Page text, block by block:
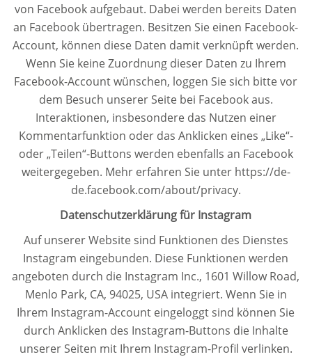
von Facebook aufgebaut. Dabei werden bereits Daten
an Facebook übertragen. Besitzen Sie einen Facebook-
Account, können diese Daten damit verknüpft werden.
Wenn Sie keine Zuordnung dieser Daten zu Ihrem
Facebook-Account wünschen, loggen Sie sich bitte vor
dem Besuch unserer Seite bei Facebook aus.
Interaktionen, insbesondere das Nutzen einer
Kommentarfunktion oder das Anklicken eines „Like“-
oder „Teilen“-Buttons werden ebenfalls an Facebook
weitergegeben. Mehr erfahren Sie unter https://de-
de.facebook.com/about/privacy.
Datenschutzerklärung für Instagram
Auf unserer Website sind Funktionen des Dienstes
Instagram eingebunden. Diese Funktionen werden
angeboten durch die Instagram Inc., 1601 Willow Road,
Menlo Park, CA, 94025, USA integriert. Wenn Sie in
Ihrem Instagram-Account eingeloggt sind können Sie
durch Anklicken des Instagram-Buttons die Inhalte
unserer Seiten mit Ihrem Instagram-Profil verlinken.